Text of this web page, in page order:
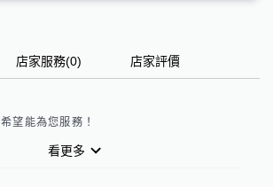
店家服務(0) 店家評價
希望能為您服務！
看更多